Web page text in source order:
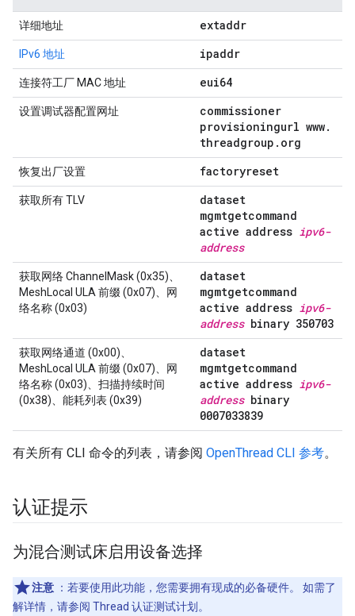
详细地址 extaddr
IPv6 地址 ipaddr
连接符工厂 MAC 地址 eui64
设置调试器配置网址
commissioner
provisioningurl www.
threadgroup . org
恢复出厂设置 factoryreset
获取所有 TLV
dataset
mgmtgetcommand
active address ipv6-
address
获取网络 ChannelMask (0x35)、
MeshLocal ULA 前缀 (0x07)、网
络名称 (0x03)
dataset
mgmtgetcommand
active address ipv6-
addressbinary 350703
获取网络通道 (0x00)、
MeshLocal ULA 前缀 (0x07)、网
络名称 (0x03)、扫描持续时间
(0x38)、能耗列表 (0x39)
dataset
mgmtgetcommand
active address ipv6-
addressbinary
0007033839
有关所有 CLI 命令的列表，请参阅 OpenThread CLI 参考。
认证提示
为混合测试床启用设备选择
注意 ：若要使用此功能，您需要拥有现成的必备硬件。 如需了
解详情，请参阅 Thread 认证测试计划。